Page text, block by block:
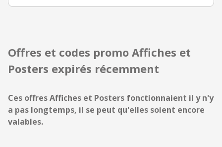
Offres et codes promo Affiches et
Posters expirés récemment
Ces offres Affiches et Posters fonctionnaient il y n'y
a pas longtemps, il se peut qu'elles soient encore
valables.